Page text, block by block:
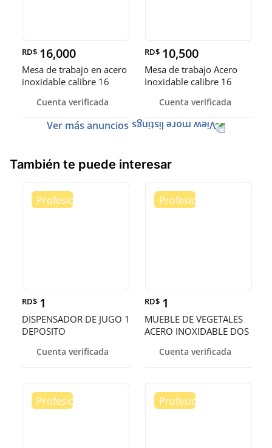
RD$ 16,000
Mesa de trabajo en acero
inoxidable calibre 16
Cuenta verificada
RD$ 10,500
Mesa de trabajo Acero
Inoxidable calibre 16
Cuenta verificada
Ver más anuncios
También te puede interesar
RD$ 1
DISPENSADOR DE JUGO 1
DEPOSITO
Cuenta verificada
RD$ 1
MUEBLE DE VEGETALES
ACERO INOXIDABLE DOS
Cuenta verificada